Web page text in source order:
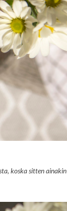
koska sitten ainakin